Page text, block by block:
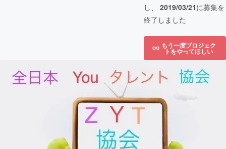
し、 2019/03/21に募集を
終了しました
もう一度プロジェク
トをやってほしい